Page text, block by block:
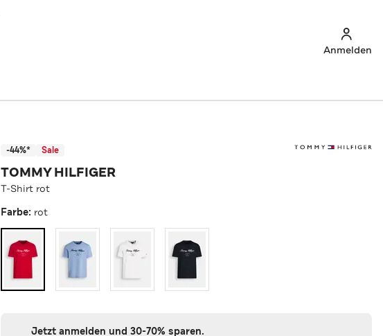
Anmelden
-44%* Sale
TOMMY HILFIGER
T-Shirt rot
Farbe: rot
Jetzt anmelden und 30-70% sparen.